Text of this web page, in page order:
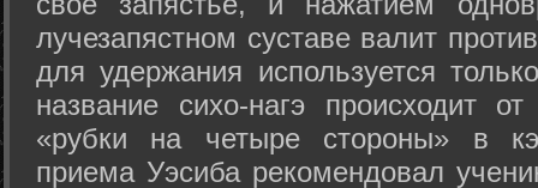
лучезапястном суставе валит
для удержания используется
название сихо-нагэ происходит
«рубки на четыре стороны» в
приема Уэсиба рекомендовал